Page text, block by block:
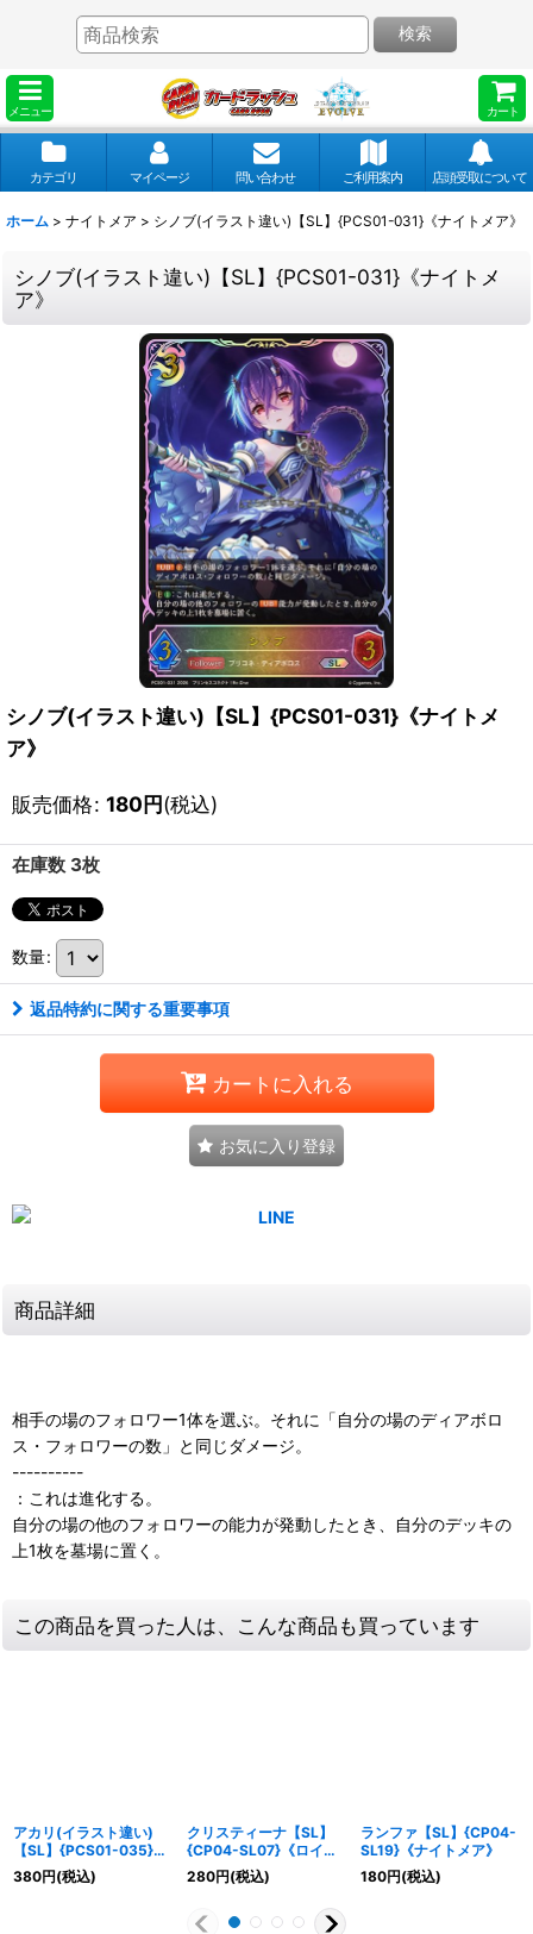
メニュー カート
検索
カテゴリ マイページ 問い合わせ ご利用案内 店頭受取について
ホーム > ナイトメア > シノブ(イラスト違い)【SL】{PCS01-031}《ナイトメア》
シノブ(イラスト違い)【SL】{PCS01-031}《ナイトメ
ア》
シノブ(イラスト違い)【SL】{PCS01-031}《ナイトメ
ア》
販売価格: 180円(税込)
在庫数 3枚
数量:
返品特約に関する重要事項
カートに入れる
お気に入り登録
商品詳細
相手の場のフォロワー1体を選ぶ。それに「自分の場のディアボロ
ス・フォロワーの数」と同じダメージ。
----------
：これは進化する。
自分の場の他のフォロワーの能力が発動したとき、自分のデッキの
上1枚を墓場に置く。
この商品を買った人は、こんな商品も買っています
アカリ(イラスト違い)
【SL】{PCS01-035}
《ナイトメア》
380円(税込)
クリスティーナ【SL】
{CP04-SL07}《ロイヤ
ル》
280円(税込)
ランファ【SL】{CP04-
SL19}《ナイトメア》
180円(税込)